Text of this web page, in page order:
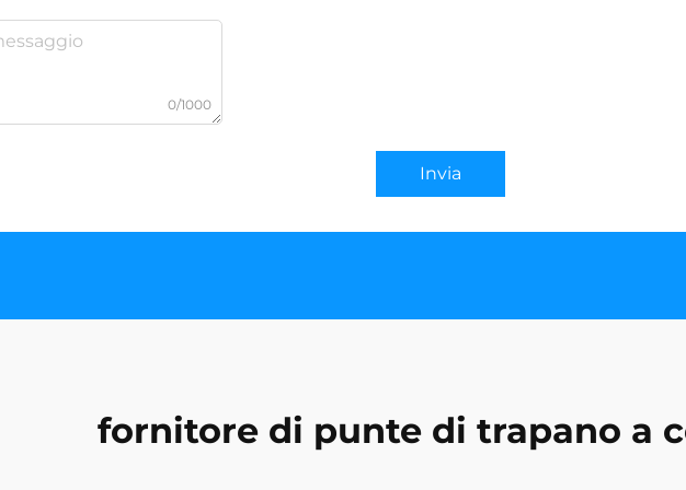
0/1000
Invia
fornitore di punte di trapano a